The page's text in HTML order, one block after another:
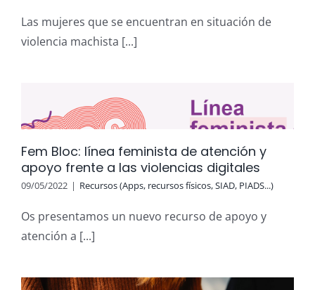
Las mujeres que se encuentran en situación de
violencia machista [...]
Fem Bloc: línea feminista de atención y
apoyo frente a las violencias digitales
09/05/2022 | Recursos (Apps, recursos físicos, SIAD, PIADS...)
Os presentamos un nuevo recurso de apoyo y
atención a [...]